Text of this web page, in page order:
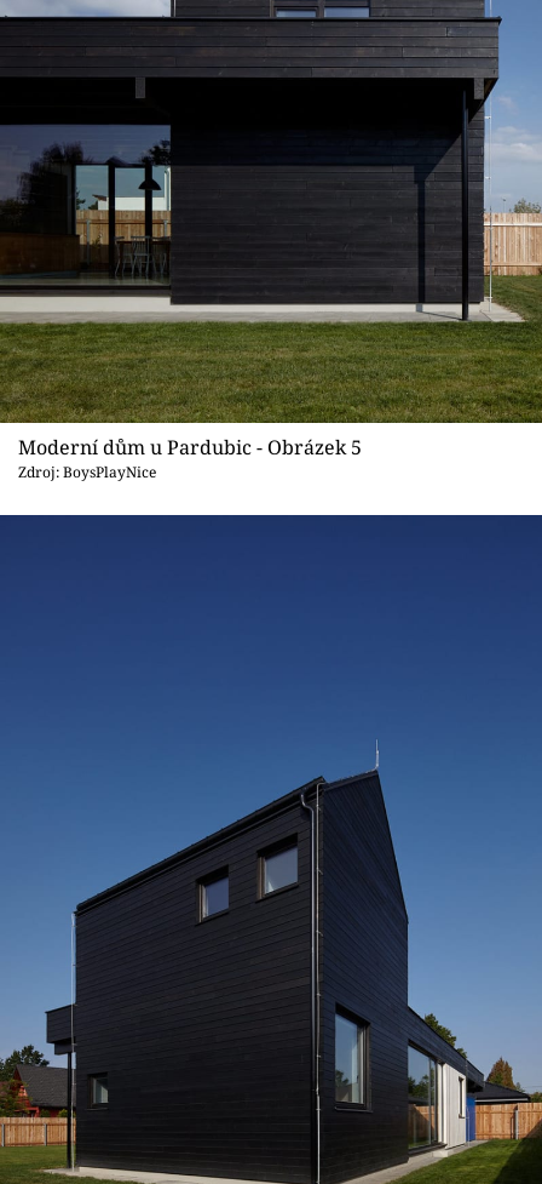
Moderní dům u Pardubic - Obrázek 5
Zdroj: BoysPlayNice